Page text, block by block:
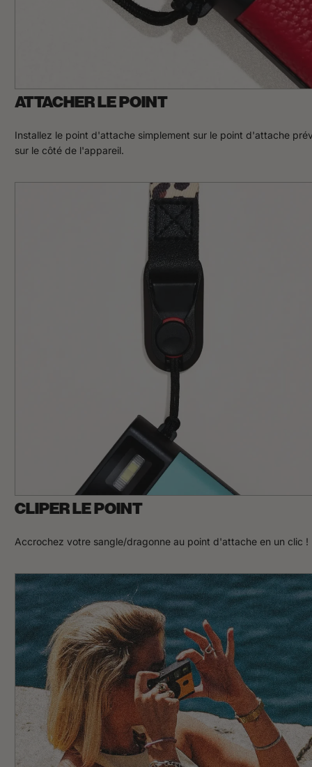
ATTACHER LE POINT
Installez le point d'attache simplement sur le point d'attache
sur le côté de l'appareil.
CLIPER LE POINT
Accrochez votre sangle/dragonne au point d'attache en un clic !